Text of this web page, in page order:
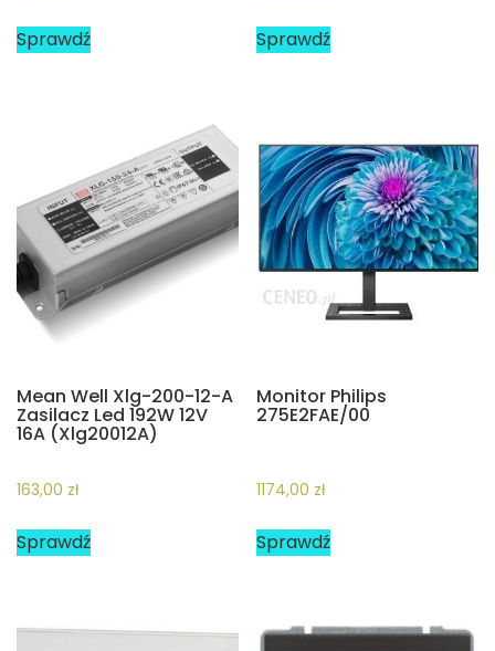
Sprawdź Sprawdź
Mean Well Xlg-200-12-A
Zasilacz Led 192W 12V
16A (Xlg20012A)
163,00 zł
Sprawdź
Monitor Philips
275E2FAE/00
1174,00 zł
Sprawdź